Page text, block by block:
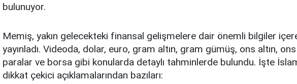
bulunuyor.
Memiş, yakın gelecekteki finansal gelişmelere dair önemli bilgiler
yayınladı. Videoda, dolar, euro, gram altın, gram gümüş, ons altın,
paralar ve borsa gibi konularda detaylı tahminlerde bulundu. İşte
dikkat çekici açıklamalarından bazıları: